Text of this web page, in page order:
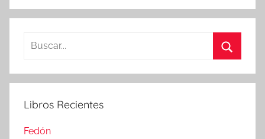
Buscar:
Libros Recientes
Fedón